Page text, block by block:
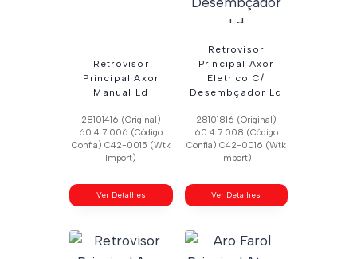
Retrovisor
Principal Axor
Manual Ld
28101416 (Original)
60.4.7.006 (Código
Confia) C42-0015 (Wtk
Import)
Ver Detalhes
Retrovisor
Principal Axor
Eletrico C/
Desembçador Ld
28101816 (Original)
60.4.7.008 (Código
Confia) C42-0016 (Wtk
Import)
Ver Detalhes